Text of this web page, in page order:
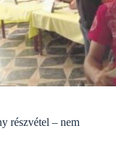
részvétel – nem